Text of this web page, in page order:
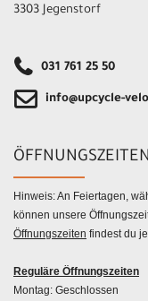
3303 Jegenstorf
031 761 25 50
info@upcycle-
ÖFFNUNGSZEITEN
Hinweis: An Feiertagen,
können unsere
Öffnungszeiten findest du
Reguläre Öffnungszeiten
Montag: Geschlossen